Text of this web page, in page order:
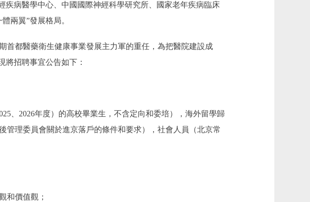
疾病醫學中心、中國國際神經科學研究所、國家老年疾病臨床
兩翼”發展格局。
都醫藥衛生健康事業發展主力軍的重任，為把醫院建設成
將招聘事宜公告如下：
2026年度）的高校畢業生，不含定向和委培），海外留學歸
管理委員會關於進京落戶的條件和要求），社會人員（北京常
和價值觀；